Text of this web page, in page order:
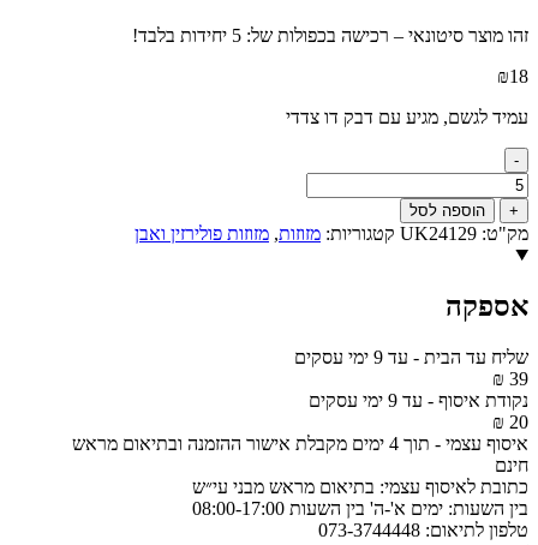
זהו מוצר סיטונאי – רכישה בכפולות של: 5 יחידות בלבד!
₪18
עמיד לגשם, מגיע עם דבק דו צדדי
-
כמות
של
מזוזה
"סמנט
ס"מ
-
אפור
כהה
דגם
UK24129
+ הוספה לסל
מק"ט: UK24129 קטגוריות: מזוזות, מזוזות פולירזין ואבן
אספקה
שליח עד הבית - עד 9 ימי עסקים
39 ₪
נקודת איסוף - עד 9 ימי עסקים
20 ₪
איסוף עצמי - תוך 4 ימים מקבלת אישור ההזמנה ובתיאום מראש
חינם
כתובת לאיסוף עצמי: בתיאום מראש מבני עי״ש
בין השעות: ימים א'-ה' בין השעות 08:00-17:00
טלפון לתיאום: 073-3744448